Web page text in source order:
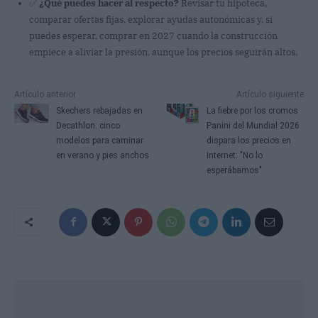
¿Qué puedes hacer al respecto? Revisar tu hipoteca,
comparar ofertas fijas, explorar ayudas autonómicas y, si
puedes esperar, comprar en 2027 cuando la construcción
empiece a aliviar la presión, aunque los precios seguirán altos.
Artículo anterior
Skechers rebajadas en
Decathlon: cinco
modelos para caminar
en verano y pies anchos
Artículo siguiente
La fiebre por los cromos
Panini del Mundial 2026
dispara los precios en
Internet: "No lo
esperábamos"